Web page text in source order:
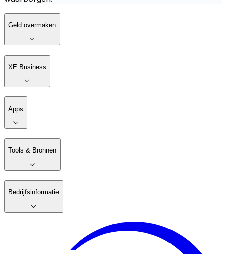
Geld overmaken
XE Business
Apps
Tools & Bronnen
Bedrijfsinformatie